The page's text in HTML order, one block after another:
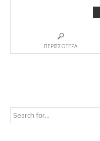
ΠΕΡΙΣΣΟΤΕΡΑ